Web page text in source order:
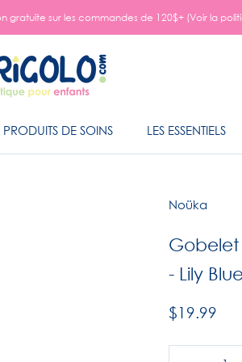
sur les commandes de 120$+ (Voir la
PRODUITS DE SOINS
LES ESSENTIELS
Noüka
Gobelet
- Lily
$19.99